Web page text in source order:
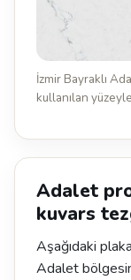
İzmir Bayraklı
kullanılan
Adalet
kuvars
Aşağıdaki
Adalet